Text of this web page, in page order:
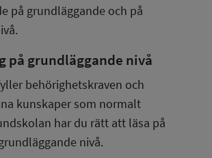
på grundläggande och på
på grundläggande nivå
behörighetskraven och
kunskaper som normalt
har du rätt att läsa på
nivå.